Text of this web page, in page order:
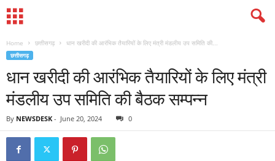
Home छत्तीसगढ़ धान खरीदी की आरंभिक तैयारियों के लिए मंत्री मंडलीय उप समिति की...
छत्तीसगढ़
धान खरीदी की आरंभिक तैयारियों के लिए मंत्री
मंडलीय उप समिति की बैठक सम्पन्न
By NEWSDESK - June 20, 2024 0